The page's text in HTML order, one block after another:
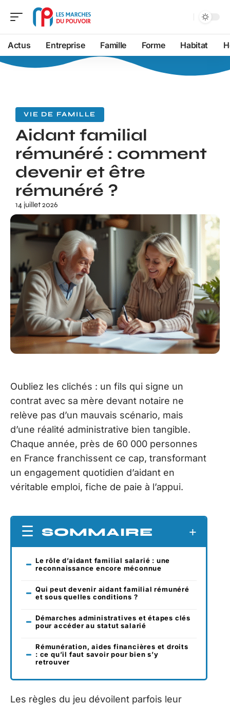
Actus Entreprise Famille Forme Habitat
VIE DE FAMILLE
Aidant familial
rémunéré : comment
devenir et être
rémunéré ?
14 juillet 2026
Oubliez les clichés : un fils qui signe un
contrat avec sa mère devant notaire ne
relève pas d’un mauvais scénario, mais
d’une réalité administrative bien tangible.
Chaque année, près de 60 000 personnes
en France franchissent ce cap, transformant
un engagement quotidien d’aidant en
véritable emploi, fiche de paie à l’appui.
SOMMAIRE
Le rôle d’aidant familial salarié : une
reconnaissance encore méconnue
Qui peut devenir aidant familial rémunéré
et sous quelles conditions ?
Démarches administratives et étapes clés
pour accéder au statut salarié
Rémunération, aides financières et droits
: ce qu’il faut savoir pour bien s’y
retrouver
Les règles du jeu dévoilent parfois leur